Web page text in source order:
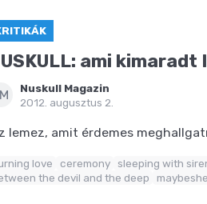
ami kimaradt
Nuskull Magazin
2012. augusztus 2.
lemez, amit érdemes
love ceremony sleeping with
the devil and the deep